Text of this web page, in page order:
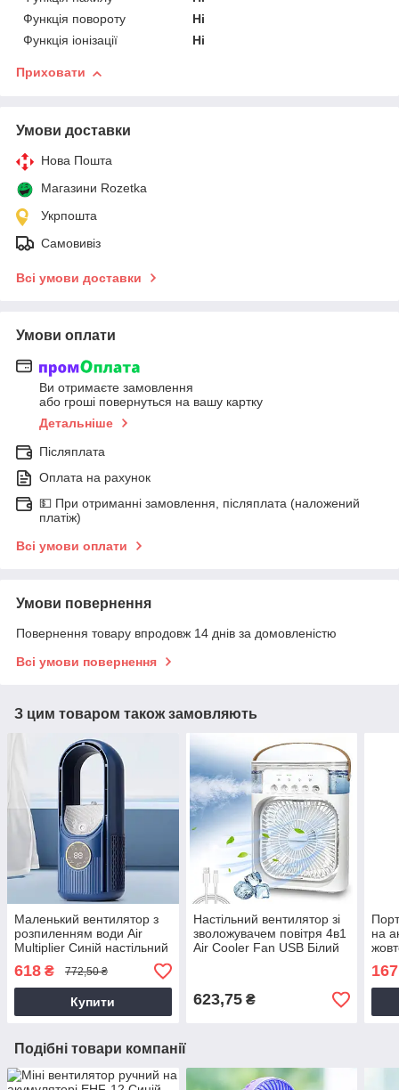
Функція повороту
Ні
Функція іонізації
Ні
Приховати
Умови доставки
Нова Пошта
Магазини Rozetka
Укрпошта
Самовивіз
Всі умови доставки
Умови оплати
Ви отримаєте замовлення
або гроші повернуться на вашу картку
Детальніше
Післяплата
Оплата на рахунок
💵 При отриманні замовлення, післяплата (наложений
платіж)
Всі умови оплати
Умови повернення
Повернення товару впродовж 14 днів за домовленістю
Всі умови повернення
З цим товаром також замовляють
Маленький вентилятор з
розпиленням води Air
Multiplier Синій настільний
вентилятор від мережі з
дисплеєм
618 ₴ 772,50 ₴
Купити
Настільний вентилятор зі
зволожувачем повітря 4в1
Air Cooler Fan USB Білий
623,75₴
на
на
167
Подібні товари компанії